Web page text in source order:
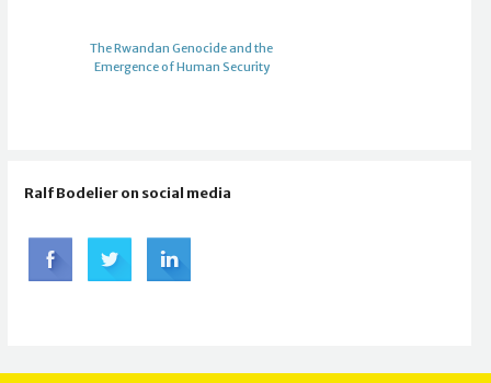
The Rwandan Genocide and the
Emergence of Human Security
Ralf Bodelier on social media